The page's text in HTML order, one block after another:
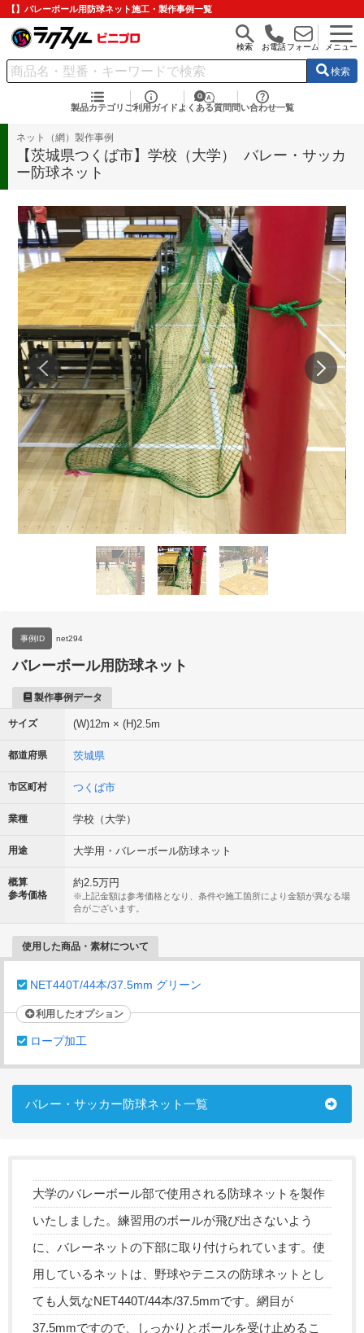
【】バレーボール用防球ネット施工・製作事例一覧
検索 お電話フォーム メニュー
検索
製品カテゴリ ご利用ガイド よくある質問 問い合わせ一覧
ネット（網）製作事例
【茨城県つくば市】学校（大学） バレー・サッカ
ー防球ネット
事例ID net294
バレーボール用防球ネット
製作事例データ
サイズ (W)12m × (H)2.5m
都道府県 茨城県
市区町村 つくば市
業種 学校（大学）
用途 大学用・バレーボール防球ネット
概算
参考価格
約2.5万円
※上記金額は参考価格となり、条件や施工箇所により金額が異なる場
合がございます。
使用した商品・素材について
NET440T/44本/37.5mm グリーン
利用したオプション
ロープ加工
バレー・サッカー防球ネット一覧
大学のバレーボール部で使用される防球ネットを製作
いたしました。練習用のボールが飛び出さないよう
に、バレーネットの下部に取り付けられています。使
用しているネットは、野球やテニスの防球ネットとし
ても人気なNET440T/44本/37.5mmです。網目が
37.5mmですので、しっかりとボールを受け止めるこ